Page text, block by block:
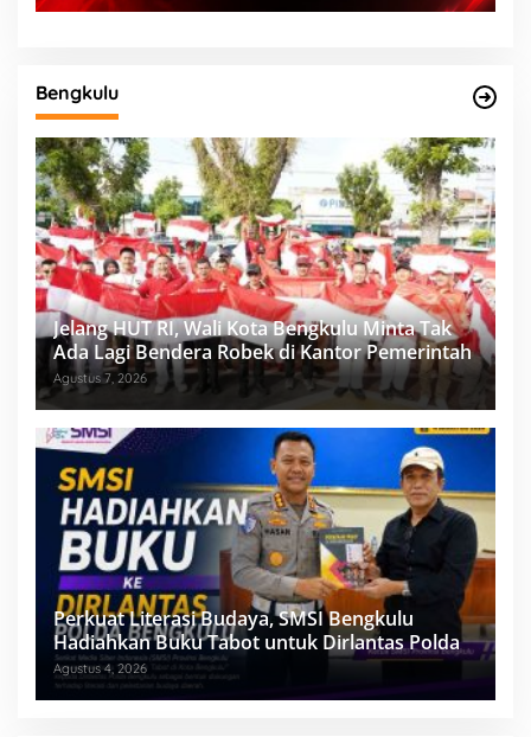
Bengkulu
Jelang HUT RI, Wali Kota Bengkulu Minta Tak
Ada Lagi Bendera Robek di Kantor Pemerintah
Agustus 7, 2026
Perkuat Literasi Budaya, SMSI Bengkulu
Hadiahkan Buku Tabot untuk Dirlantas Polda
Agustus 4, 2026